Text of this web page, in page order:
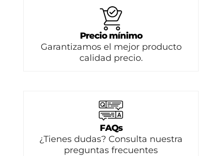
Precio mínimo
Garantizamos el mejor producto
calidad precio.
FAQs
¿Tienes dudas? Consulta nuestra
preguntas frecuentes